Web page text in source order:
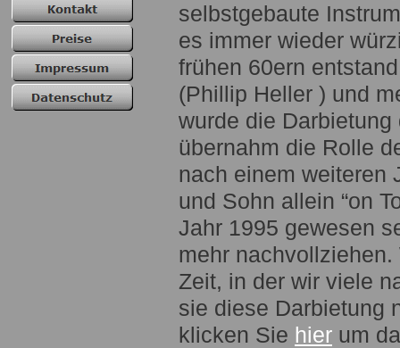
selbstgebaute
es immer wieder
frühen 60ern
(Phillip Heller ) und
wurde die
übernahm die Rolle
nach einem weiteren
und Sohn allein “on
Jahr 1995 gewesen
mehr
Zeit, in der wir viele
sie diese Darbietung
klicken Sie hier um